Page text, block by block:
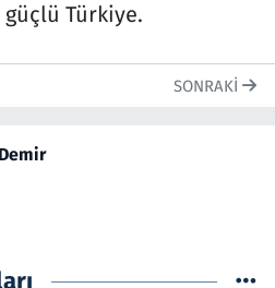
Türkiye.
SONRAKI